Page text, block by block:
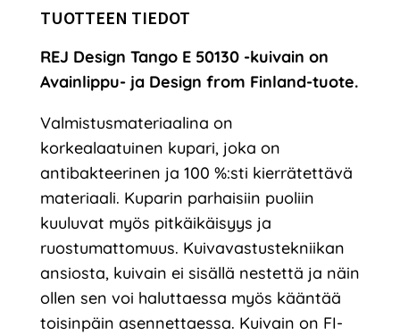
sähkötoiminen
pyyhekuivain
määrä
TUOTTEEN TIEDOT
REJ Design Tango E 50130 -kuivain on
Avainlippu- ja Design from Finland-tuote.
Valmistusmateriaalina on
korkealaatuinen kupari, joka on
antibakteerinen ja 100 %:sti kierrätettävä
materiaali. Kuparin parhaisiin puoliin
kuuluvat myös pitkäikäisyys ja
ruostumattomuus. Kuivavastustekniikan
ansiosta, kuivain ei sisällä nestettä ja näin
ollen sen voi haluttaessa myös kääntää
toisinpäin asennettaessa. Kuivain on FI-